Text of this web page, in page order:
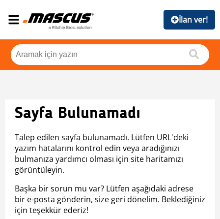
İlan ver!
Sayfa Bulunamadı
Talep edilen sayfa bulunamadı. Lütfen URL'deki
yazım hatalarını kontrol edin veya aradığınızı
bulmanıza yardımcı olması için site haritamızı
görüntüleyin.
Başka bir sorun mu var? Lütfen aşağıdaki adrese
bir e-posta gönderin, size geri dönelim. Beklediğiniz
için teşekkür ederiz!